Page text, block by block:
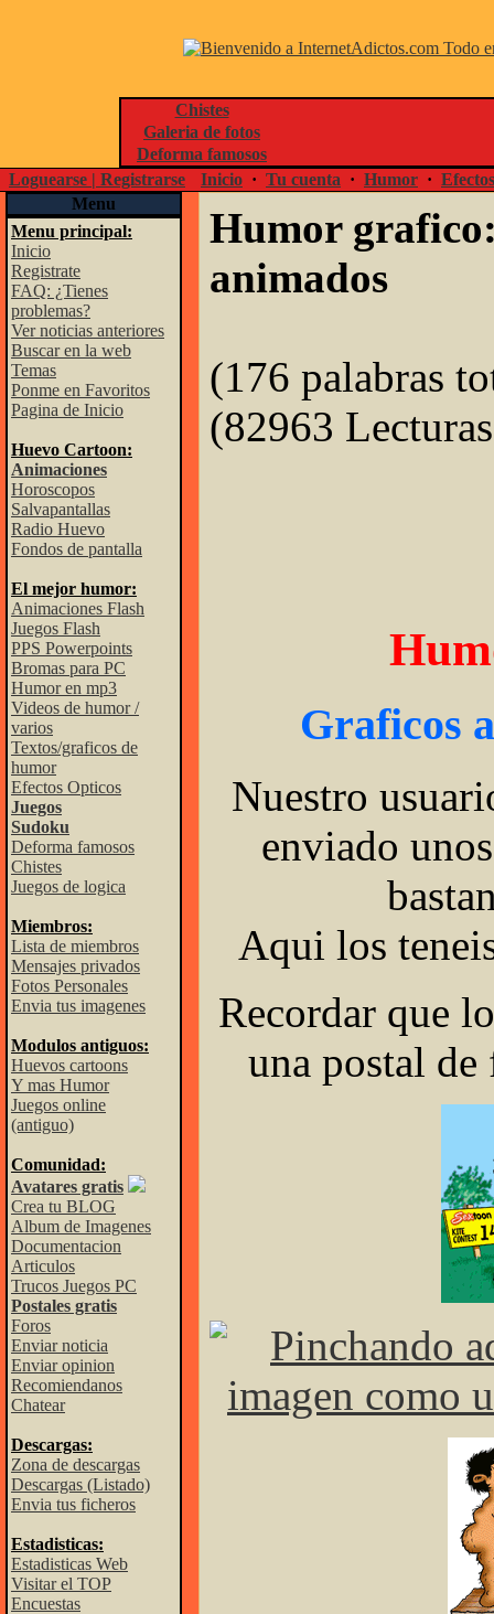
Chistes
Galeria de fotos
Deforma famosos
Loguearse | Registrarse
Inicio · Tu cuenta · Humor ·
Menu
Menu principal:
Inicio
Registrate
FAQ: ¿Tienes
problemas?
Ver noticias anteriores
Buscar en la web
Temas
Ponme en Favoritos
Pagina de Inicio
Huevo Cartoon:
Animaciones
Horoscopos
Salvapantallas
Radio Huevo
Fondos de pantalla
El mejor humor:
Animaciones Flash
Juegos Flash
PPS Powerpoints
Bromas para PC
Humor en mp3
Videos de humor /
varios
Textos/graficos de
humor
Efectos Opticos
Juegos
Sudoku
Deforma famosos
Chistes
Juegos de logica
Miembros:
Lista de miembros
Mensajes privados
Fotos Personales
Envia tus imagenes
Modulos antiguos:
Huevos cartoons
Y mas Humor
Juegos online
(antiguo)
Comunidad:
Avatares gratis
Crea tu BLOG
Album de Imagenes
Documentacion
Articulos
Trucos Juegos PC
Postales gratis
Foros
Enviar noticia
Enviar opinion
Recomiendanos
Chatear
Descargas:
Zona de descargas
Descargas (Listado)
Envia tus ficheros
Estadisticas:
Estadisticas Web
Visitar el TOP
Encuestas
Humor
animados
(176 palabras
(82963
Graficos
Nuestro
enviado
Aqui los
Recordar que
una postal